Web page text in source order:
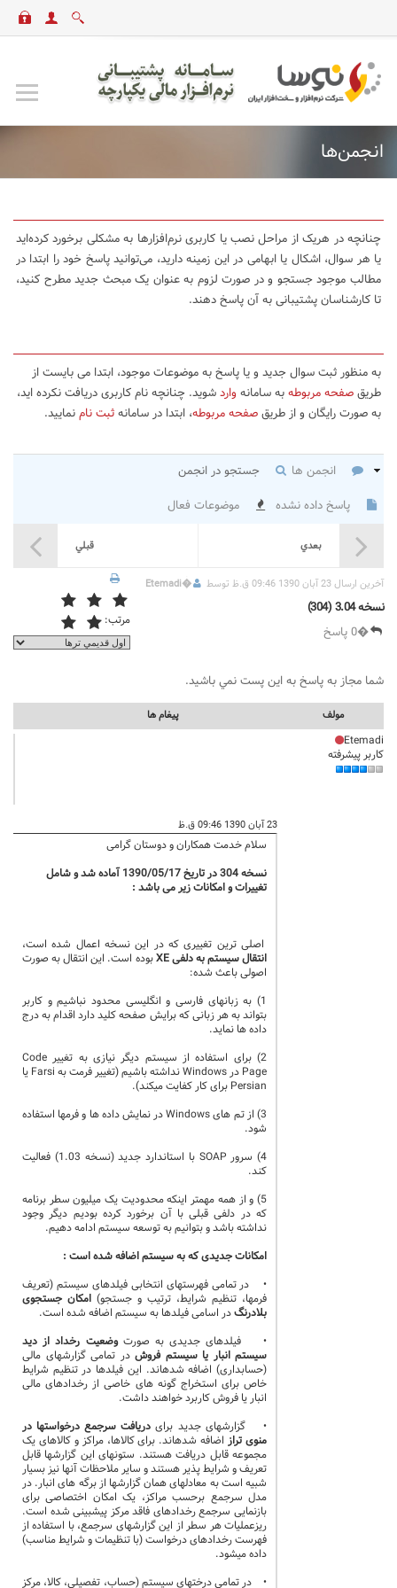
انجمن‌ها
چنانچه در هریک از مراحل نصب یا کاربری نرم‌افزارها به مشکلی برخورد کرده‌اید
یا هر سوال، اشکال یا ابهامی در این زمینه دارید، می‌توانید پاسخ خود را ابتدا در
مطالب موجود جستجو و در صورت لزوم به عنوان یک مبحث جدید مطرح کنید،
تا کارشناسان پشتیبانی به آن پاسخ دهند.
به منظور ثبت سوال جدید و یا پاسخ به موضوعات موجود، ابتدا می بایست از
طریقصفحه مربوطهبه سامانه واردشوید. چنانچه نام کاربری دریافت نکرده اید،
به صورت رایگان و از طریقصفحه مربوطه، ابتدا در سامانهثبت نامنمایید.
انجمن ها
جستجو در انجمن
پاسخ داده نشده
موضوعات فعال
قبلي بعدي
آخرين ارسال 23 آبان 1390 09:46 ق.ظ توسط �
Etemadi
نسخه 3.04 (304)
�0 پاسخ
مرتب:
شما مجاز به پاسخ به اين پست نمي باشيد.
مولف پيغام ها
Etemadi
کاربر پیشرفته
23 آبان 1390 09:46 ق.ظ
سلام خدمت همکاران و دوستان گرامی
نسخه 304 در تاریخ 1390/05/17 آماده شد و شامل
تغییرات و امکانات زیر می باشد :
اصلی ترین تغییری که در این نسخه اعمال شده است،
انتقال سیستم بهدلفی XE
بوده است. این انتقال به صورت
اصولی باعث شده:
1) به زبانهای فارسی و انگلیسی محدود نباشیم و کاربر
بتواند به هر زبانی که برایش صفحه کلید دارد اقدام به درج
داده ها نماید.
2) برای استفاده از سیستم دیگر نیازی به تغییر Code
Page در Windows نداشته باشیم (تغییر فرمت به Farsi یا
Persian برای کار کفایت میکند).
3) از تم های Windows در نمایش داده ها و فرمها استفاده
شود.
4) سرور SOAP با استاندارد جدید (نسخه 1.03) فعالیت
کند.
5) و از همه مهمتر اینکه محدودیت یک میلیون سطر برنامه
که در دلفی قبلی با آن برخورد کرده بودیم دیگر وجود
نداشته باشد و بتوانیم به توسعه سیستم ادامه دهیم.
امکانات جدیدی که به سیستم اضافه شده است :
• در تمامی فهرستهای انتخابی فیلدهای سیستم (تعریف
فرمها، تنظیم شرایط، ترتیب و جستجو) امکان جستجوی
بلادرنگدر اسامی فیلدها به سیستم اضافه شده است.
• فیلدهای جدیدی به صورتوضعیت رخداد از دید
سیستم انبار یا سیستم فروش در تمامی گزارشهای مالی
(حسابداری) اضافه شدهاند. این فیلدها در تنظیم شرایط
خاص برای استخراج گونه های خاصی از رخدادهای مالی
انبار یا فروش کاربرد خواهند داشت.
• گزارشهای جدید برای دریافت سرجمع درخواستها در
منوی ترازاضافه شدهاند. برای کالاها، مراکز و کالاهای یک
مجموعه قابل دریافت هستند. ستونهای این گزارشها قابل
تعریف و شرایط پذیر هستند و سایر ملاحظات آنها نیز بسیار
شبیه است به معادلهای همان گزارشها از برگه های انبار. در
مدل سرجمع برحسب مراکز، یک امکان اختصاصی برای
بازنمایی سرجمع رخدادهای فاقد مرکز پیشبینی شده است.
ریزعملیات هر سطر از این گزارشهای سرجمع، با استفاده از
فهرست رخدادهای درخواست (با تنظیمات و شرایط مناسب)
داده میشود.
• در تمامی درختهای سیستم (حساب، تفصیلی، کالا، مرکز